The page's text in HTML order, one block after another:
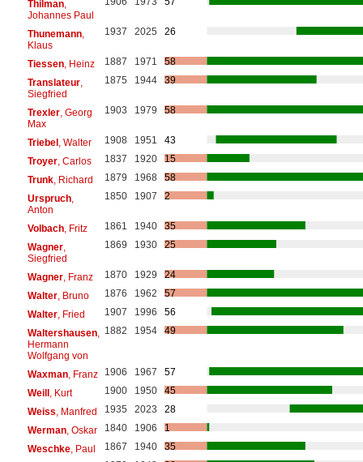
Thilman,
Johannes Paul
Thunemann,
Klaus
1937 2025 26
Tiessen, Heinz 1887 1971
58
Translateur,
Siegfried
1875 1944 39
Trexler, Georg
Max
1903 1979 58
Triebel, Walter 1908 1951
43
Troyer, Carlos 1837 1920
15
Trunk, Richard 1879 1968
58
Urspruch,
Anton
1850 1907 2
Volbach, Fritz 1861 1940
35
Wagner,
Siegfried
1869 1930 25
Wagner, Franz 1870 1929
24
Walter, Bruno 1876 1962
57
Walter, Fried 1907 1996
56
Waltershausen,
Hermann
Wolfgang von
1882 1954 49
Waxman, Franz 1906 1967
57
Weill, Kurt 1900 1950
45
Weiss , Manfred 1935 2023
28
Werman, Oskar 1840 1906
1
Weschke, Paul 1867 1940
35